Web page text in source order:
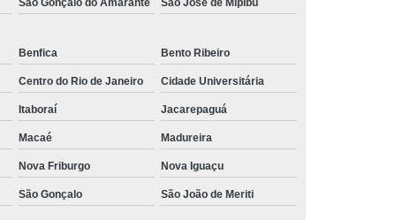
Benfica Bento Ribeiro
Centro do Rio de Janeiro Cidade Universitária
Itaboraí Jacarepaguá
Macaé Madureira
Nova Friburgo Nova Iguaçu
São Gonçalo São João de Meriti